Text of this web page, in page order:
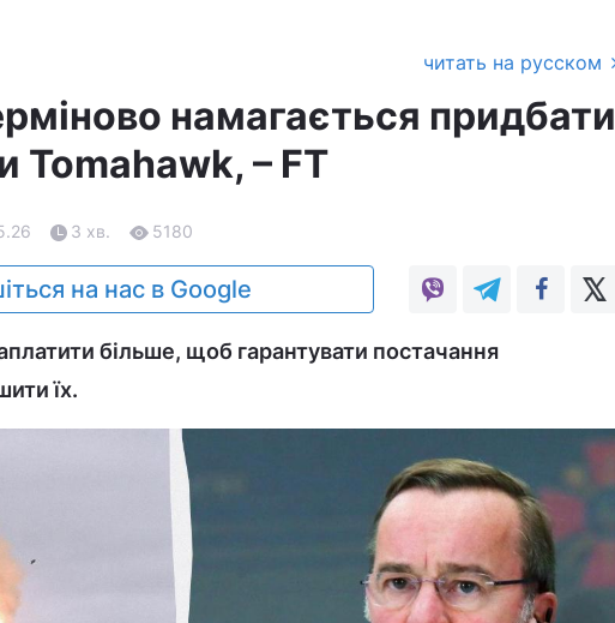
читать на русском
намагається придбати
– FT
3 хв. 5180
на нас в Google
більше, щоб гарантувати постачання
їх.